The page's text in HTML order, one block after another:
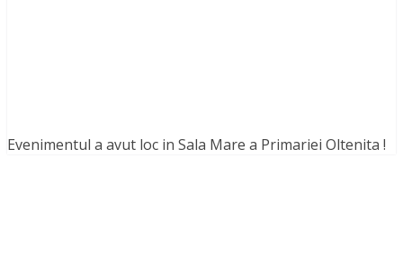
Evenimentul a avut loc in Sala Mare a Primariei Oltenita !